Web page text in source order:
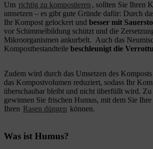
Um richtig zu kompostieren , sollten Sie Ihren
umsetzen – es gibt gute Gründe dafür: Durch
Ihr Kompost gelockert und besser mit
vor Schimmelbildung schützt und die
Mikroorganismen ankurbelt. Auch das
Kompostbestandteile beschleunigt die
Zudem wird durch das Umsetzen des Komposts
das Kompostvolumen reduziert, sodass Ihr
überschaubar bleibt und nicht überfüllt wird.
gewinnen Sie frischen Humus, mit dem Sie Ihre
Ihren Rasen düngen können.
Was ist Humus?